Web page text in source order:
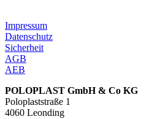
Impressum
Datenschutz
Sicherheit
AGB
AEB
POLOPLAST GmbH & Co KG
Poloplaststraße 1
4060 Leonding